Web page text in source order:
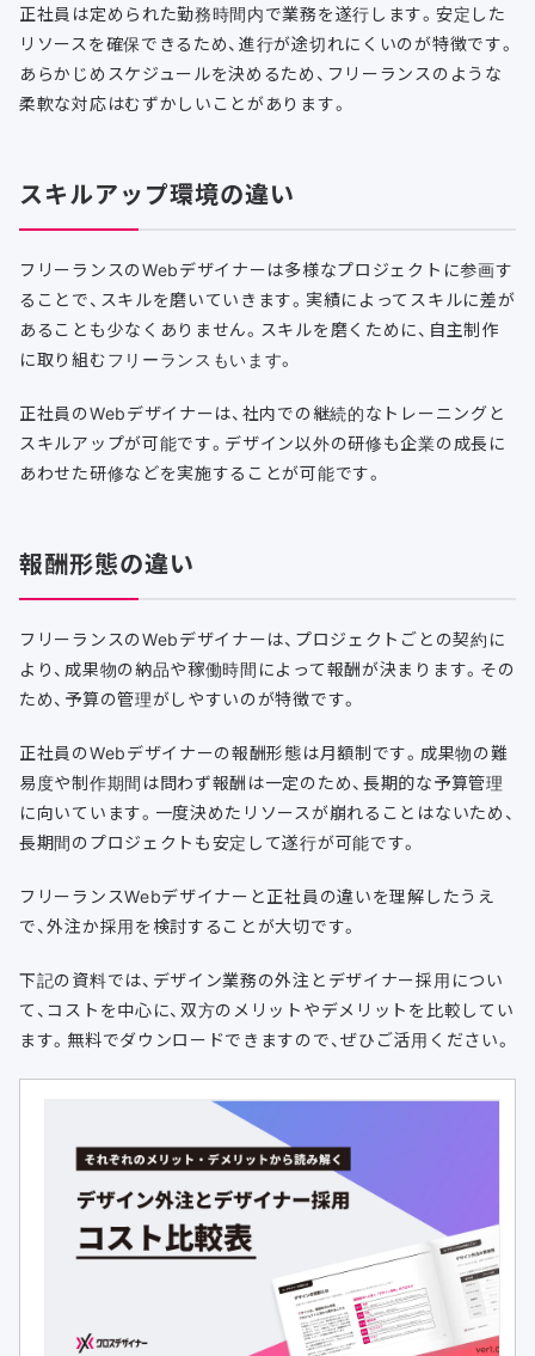
正社員は定められた勤務時間内で業務を遂行します。安定した
リソースを確保できるため、進行が途切れにくいのが特徴です。
あらかじめスケジュールを決めるため、フリーランスのような
柔軟な対応はむずかしいことがあります。
スキルアップ環境の違い
フリーランスのWebデザイナーは多様なプロジェクトに参画す
ることで、スキルを磨いていきます。実績によってスキルに差が
あることも少なくありません。スキルを磨くために、自主制作
に取り組むフリーランスもいます。
正社員のWebデザイナーは、社内での継続的なトレーニングと
スキルアップが可能です。デザイン以外の研修も企業の成長に
あわせた研修などを実施することが可能です。
報酬形態の違い
フリーランスのWebデザイナーは、プロジェクトごとの契約に
より、成果物の納品や稼働時間によって報酬が決まります。その
ため、予算の管理がしやすいのが特徴です。
正社員のWebデザイナーの報酬形態は月額制です。成果物の難
易度や制作期間は問わず報酬は一定のため、長期的な予算管理
に向いています。一度決めたリソースが崩れることはないため、
長期間のプロジェクトも安定して遂行が可能です。
フリーランスWebデザイナーと正社員の違いを理解したうえ
で、外注か採用を検討することが大切です。
下記の資料では、デザイン業務の外注とデザイナー採用につい
て、コストを中心に、双方のメリットやデメリットを比較してい
ます。無料でダウンロードできますので、ぜひご活用ください。